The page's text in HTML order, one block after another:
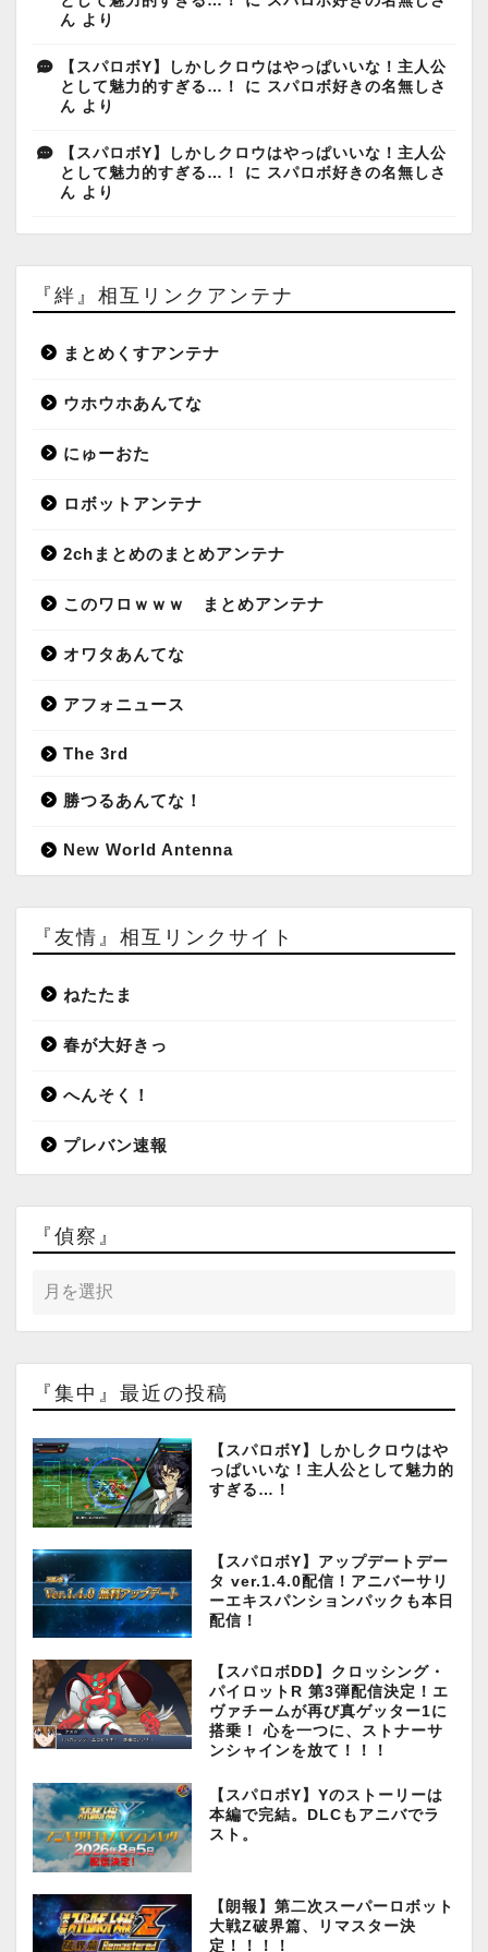
ん より
【スパロボY】しかしクロウはやっぱいいな！主人公
として魅力的すぎる…！
に スパロボ好きの名無しさ
ん より
【スパロボY】しかしクロウはやっぱいいな！主人公
として魅力的すぎる…！
に スパロボ好きの名無しさ
ん より
『絆』相互リンクアンテナ
まとめくすアンテナ
ウホウホあんてな
にゅーおた
ロボットアンテナ
2chまとめのまとめアンテナ
このワロｗｗｗ まとめアンテナ
オワタあんてな
アフォニュース
The 3rd
勝つるあんてな！
New World Antenna
『友情』相互リンクサイト
ねたたま
春が大好きっ
へんそく！
プレバン速報
『偵察』
『集中』最近の投稿
【スパロボY】しかしクロウはや
っぱいいな！主人公として魅力的
すぎる…！
【スパロボY】アップデートデー
タ ver.1.4.0配信！アニバーサリ
ーエキスパンションパックも本日
配信！
【スパロボDD】クロッシング・
パイロットR 第3弾配信決定！エ
ヴァチームが再び真ゲッター1に
搭乗！ 心を一つに、ストナーサ
ンシャインを放て！！！
【スパロボY】Yのストーリーは
本編で完結。DLCもアニバでラ
スト。
【朗報】第二次スーパーロボット
大戦Z破界篇、リマスター決
定！！！！